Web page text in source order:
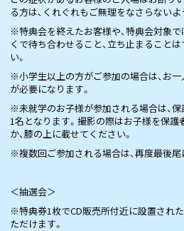
る方は、くれぐれもご無理をなさらないよ
※特典会を終えたお客様や、特典会対象
くで待ち合わせること、立ち止まること
い。
※小学生以上の方がご参加の場合は、お一
が必要になります。
※未就学のお子様が参加される場合は、
1名となります。撮影の際はお子様を保護
か、膝の上に載せてください。
※複数回ご参加される場合は、再度最後尾
＜抽選会＞
※特典券1枚でCD販売所付近に設置され
ただけます。